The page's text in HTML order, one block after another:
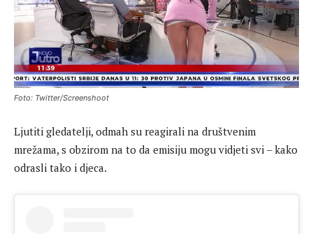
Foto: Twitter/Screenshoot
Ljutiti gledatelji, odmah su reagirali na društvenim
mrežama, s obzirom na to da emisiju mogu vidjeti svi – kako
odrasli tako i djeca.